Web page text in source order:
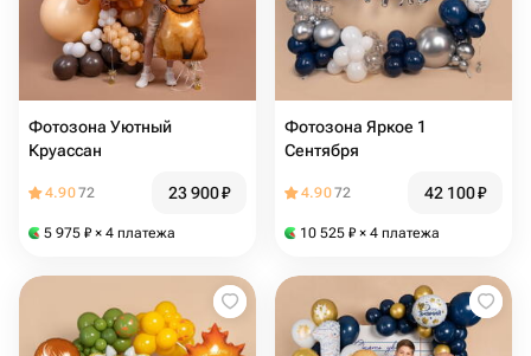
Фотозона Уютный
Круассан
4.9072 23 900₽
5 975 ₽ × 4 платежа
Фотозона Яркое 1
Сентября
4.9072 42 100₽
10 525 ₽ × 4 платежа